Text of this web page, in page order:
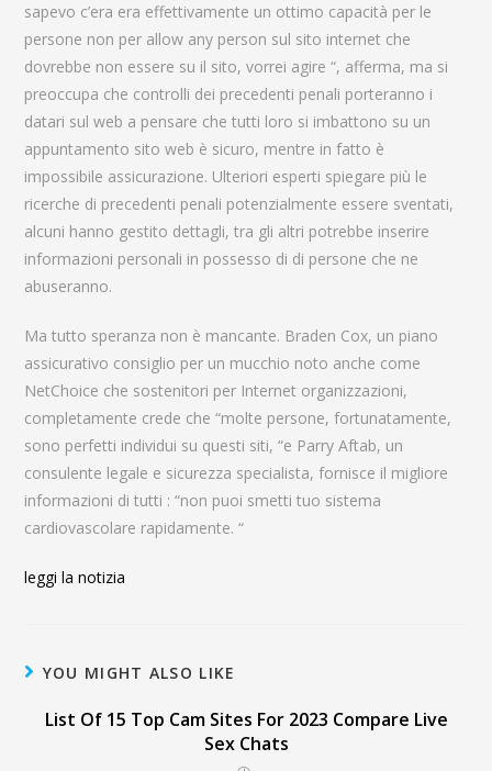
sapevo c’era era effettivamente un ottimo capacità per le
persone non per allow any person sul sito internet che
dovrebbe non essere su il sito, vorrei agire “, afferma, ma si
preoccupa che controlli dei precedenti penali porteranno i
datari sul web a pensare che tutti loro si imbattono su un
appuntamento sito web è sicuro, mentre in fatto è
impossibile assicurazione. Ulteriori esperti spiegare più le
ricerche di precedenti penali potenzialmente essere sventati,
alcuni hanno gestito dettagli, tra gli altri potrebbe inserire
informazioni personali in possesso di di persone che ne
abuseranno.
Ma tutto speranza non è mancante. Braden Cox, un piano
assicurativo consiglio per un mucchio noto anche come
NetChoice che sostenitori per Internet organizzazioni,
completamente crede che “molte persone, fortunatamente,
sono perfetti individui su questi siti, “e Parry Aftab, un
consulente legale e sicurezza specialista, fornisce il migliore
informazioni di tutti : “non puoi smetti tuo sistema
cardiovascolare rapidamente. “
leggi la notizia
YOU MIGHT ALSO LIKE
List Of 15 Top Cam Sites For 2023 Compare Live
Sex Chats